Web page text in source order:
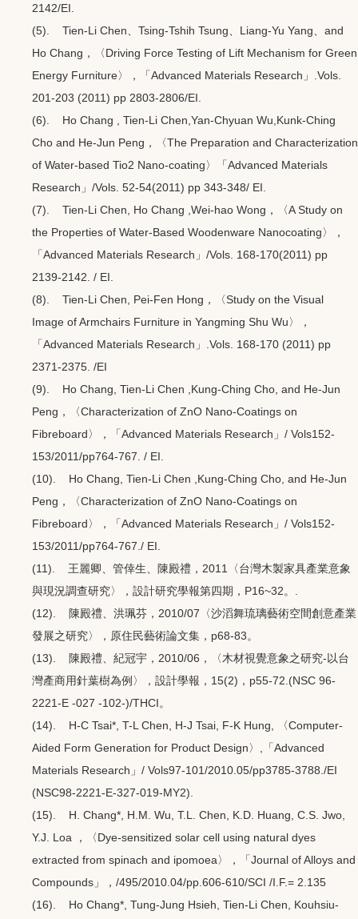
2142/EI.
(5). Tien-Li Chen、Tsing-Tshih Tsung、Liang-Yu Yang、and
Ho Chang，〈Driving Force Testing of Lift Mechanism for Green
Energy Furniture〉，「Advanced Materials Research」.Vols.
201-203 (2011) pp 2803-2806/EI.
(6). Ho Chang , Tien-Li Chen,Yan-Chyuan Wu,Kunk-Ching
Cho and He-Jun Peng，〈The Preparation and Characterization
of Water-based Tio2 Nano-coating〉「Advanced Materials
Research」/Vols. 52-54(2011) pp 343-348/ EI.
(7). Tien-Li Chen, Ho Chang ,Wei-hao Wong，〈A Study on
the Properties of Water-Based Woodenware Nanocoating〉，
「Advanced Materials Research」/Vols. 168-170(2011) pp
2139-2142. / EI.
(8). Tien-Li Chen, Pei-Fen Hong，〈Study on the Visual
Image of Armchairs Furniture in Yangming Shu Wu〉，
「Advanced Materials Research」.Vols. 168-170 (2011) pp
2371-2375. /EI
(9). Ho Chang, Tien-Li Chen ,Kung-Ching Cho, and He-Jun
Peng，〈Characterization of ZnO Nano-Coatings on
Fibreboard〉，「Advanced Materials Research」/ Vols152-
153/2011/pp764-767. / EI.
(10). Ho Chang, Tien-Li Chen ,Kung-Ching Cho, and He-Jun
Peng，〈Characterization of ZnO Nano-Coatings on
Fibreboard〉，「Advanced Materials Research」/ Vols152-
153/2011/pp764-767./ EI.
(11). 王麗卿、管倖生、陳殿禮，2011〈台灣木製家具產業意象
與現況調查研究〉，設計研究學報第四期，P16~32。.
(12). 陳殿禮、洪珮芬，2010/07〈沙滔舞琉璃藝術空間創意產業
發展之研究〉，原住民藝術論文集，p68-83。
(13). 陳殿禮、紀冠宇，2010/06，〈木材視覺意象之研究-以台
灣產商用針葉樹為例〉，設計學報，15(2)，p55-72.(NSC 96-
2221-E -027 -102-)/THCI。
(14). H-C Tsai*, T-L Chen, H-J Tsai, F-K Hung, 〈Computer-
Aided Form Generation for Product Design〉,「Advanced
Materials Research」/ Vols97-101/2010.05/pp3785-3788./EI
(NSC98-2221-E-327-019-MY2).
(15). H. Chang*, H.M. Wu, T.L. Chen, K.D. Huang, C.S. Jwo,
Y.J. Loa ，〈Dye-sensitized solar cell using natural dyes
extracted from spinach and ipomoea〉，「Journal of Alloys and
Compounds」，/495/2010.04/pp.606-610/SCI /I.F.= 2.135
(16). Ho Chang*, Tung-Jung Hsieh, Tien-Li Chen, Kouhsiu-